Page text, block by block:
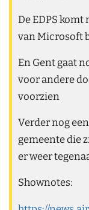
De EDPS
van Microsoft
En Gent gaat
voor andere
voorzien
Verder nog
gemeente die
er weer
Shownotes: